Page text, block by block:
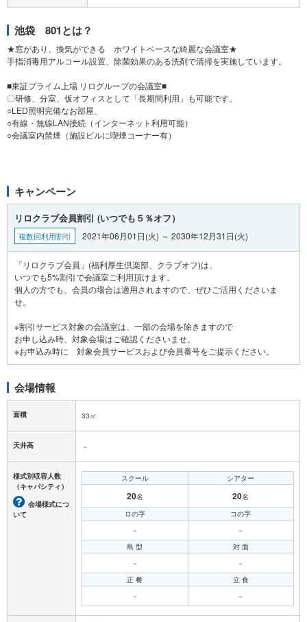
池袋 801とは？
★窓があり、換気ができる ホワイトベースな綺麗な会議室★
手指消毒用アルコール設置、除菌効果のある洗剤で清掃を実施しています。
■東証プライム上場 リログループの会議室■
〇研修、分室、仮オフィスとして「長期間利用」も可能です。
○LED照明完備なお部屋、
○有線・無線LAN接続（インターネット利用可能）
○会議室内禁煙（施設ビルに喫煙コーナー有）
キャンペーン
リロクラブ会員割引 (いつでも５％オフ）
複数回利用割引 2021年06月01日(火) ～ 2030年12月31日(火)
「リロクラブ会員」(福利厚生倶楽部、クラブオフ)は、
いつでも5%割引で会議室ご利用頂けます。
個人の方でも、会員の場合は適用されますので、ぜひご活用くださいま
せ。
※割引サービス対象の会議室は、一部の会場を除きますので
お申し込み時、対象会場はご確認くださいませ。
会場情報
面積 33㎡
天井高 －
様式別収容人数
（キャパシティ）
会場様式につ
いて
スクール
20名
シアター
20名
ロの字
－
コの字
－
島 型
－
対 面
－
正 餐
－
立 食
－